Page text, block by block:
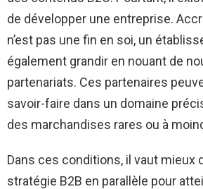
de développer une entreprise.
n’est pas une fin en soi, un
également grandir en nouant de
partenariats. Ces partenaires
savoir-faire dans un domaine
des marchandises rares ou à
Dans ces conditions, il vaut mieux
stratégie B2B en parallèle pour